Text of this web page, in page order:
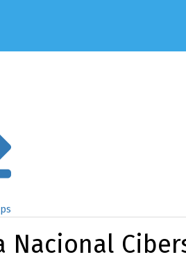
Nacional